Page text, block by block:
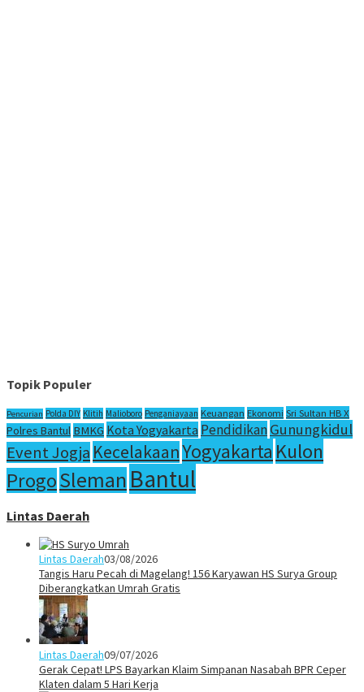
Topik Populer
Pencurian Polda DIY Klitih Malioboro Penganiayaan Keuangan Ekonomi Sri Sultan HB X
Polres Bantul BMKG Kota Yogyakarta PendidikanGunungkidul
Event Jogja KecelakaanYogyakarta Kulon
ProgoSleman Bantul
Lintas Daerah
Lintas Daerah03/08/2026
Tangis Haru Pecah di Magelang! 156 Karyawan HS Surya Group
Diberangkatkan Umrah Gratis
Lintas Daerah09/07/2026
Gerak Cepat! LPS Bayarkan Klaim Simpanan Nasabah BPR Ceper
Klaten dalam 5 Hari Kerja